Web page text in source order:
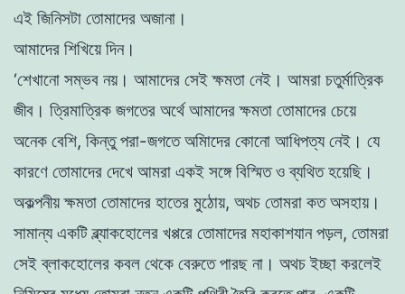
এই জিনিসটা তােমাদের অজানা ।
আমাদের শিখিয়ে দিন।
‘শেখানাে সম্ভব নয়। আমাদের সেইক্ষমতা নেই । আমরা চতুর্মাত্রিক
জীব। ত্রিমাত্রিক জগতের অর্থে আমাদের ক্ষমতা তােমাদের চেয়ে
অনেক বেশি, কিন্তু পরা-জগতে অমািদের কোনাে আধিপত্য নেই। যে
কারণে তােমাদের দেখে আমরা একই সঙ্গে বিস্মিত ও ব্যথিত হয়েছি।
অকল্পনীয়ক্ষমতা তােমাদের হাতের মুঠোয়, অথচ তোমরা কত অসহায়।
সামান্য একটি ব্ল্যাকহােলের খপ্পরে তােমাদের মহাকাশযান পড়ল, তােমরা
সেই ব্লাকহােলের কবল থেকে বেরুতে পারছ না । অথচ ইচ্ছা করলেই